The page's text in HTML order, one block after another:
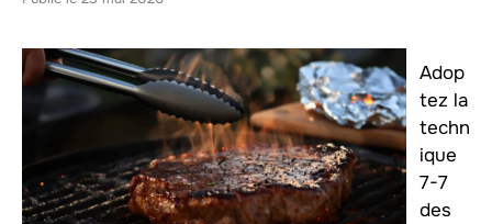
Adop
tez la
techn
ique
7-7
des